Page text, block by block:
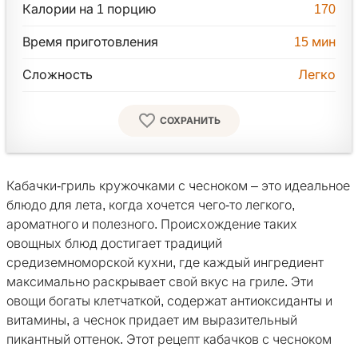
Калории на 1 порцию 170
Время приготовления 15 мин
Сложность Легко
СОХРАНИТЬ
Кабачки-гриль кружочками с чесноком – это идеальное
блюдо для лета, когда хочется чего-то легкого,
ароматного и полезного. Происхождение таких
овощных блюд достигает традиций
средиземноморской кухни, где каждый ингредиент
максимально раскрывает свой вкус на гриле. Эти
овощи богаты клетчаткой, содержат антиоксиданты и
витамины, а чеснок придает им выразительный
пикантный оттенок. Этот рецепт кабачков с чесноком